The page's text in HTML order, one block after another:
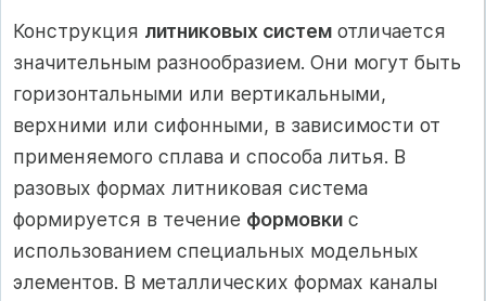
Конструкция литниковых систем отличается
значительным разнообразием. Они могут быть
горизонтальными или вертикальными,
верхними или сифонными, в зависимости от
применяемого сплава и способа литья. В
разовых формах литниковая система
формируется в течение формовки с
использованием специальных модельных
элементов. В металлических формах каналы